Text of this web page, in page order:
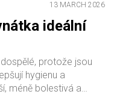
13 MARCH 2026
ideální
protože jsou
hygienu a
méně bolestivá a